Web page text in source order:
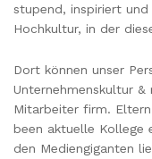
stupend, inspiriert
Hochkultur, in der
Dort können unser
Unternehmenskultur
Mitarbeiter firm.
been aktuelle Kollege
den Mediengiganten